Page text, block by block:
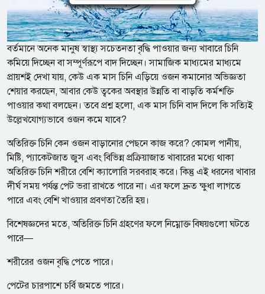
বর্তমানে অনেক মানুষ স্বাস্থ্য সচেতনতা বৃদ্ধি পাওয়ার জন্য খাবারে চিনি
কমিয়ে দিচ্ছেন বা সম্পূর্ণরূপে বাদ দিচ্ছেন। সামাজিক মাধ্যমের মাধ্যমে
প্রায়শই দেখা যায়, কেউ এক মাস চিনি এড়িয়ে ওজন কমানোর অভিজ্ঞতা
শেয়ার করছেন, আবার কেউ ত্বকের অবস্থার উন্নতি বা বাড়তি কর্মশক্তি
পাওয়ার কথা বলছেন। তবে প্রশ্ন হলো, এক মাস চিনি বাদ দিলে কি সত্যিই
উল্লেখযোগ্যভাবে ওজন কমে যাবে?
অতিরিক্ত চিনি কেন ওজন বাড়ানোর পেছনে কাজ করে? কোমল পানীয়,
মিষ্টি, প্যাকেটজাত জুস এবং বিভিন্ন প্রক্রিয়াজাত খাবারের মধ্যে থাকা
অতিরিক্ত চিনি শরীরে বেশি ক্যালোরি সরবরাহ করে। কিন্তু এই ধরনের খাবার
দীর্ঘ সময় পর্যন্ত পেট ভরা রাখতে পারে না। এর ফলে দ্রুত ক্ষুধা লাগতে
পারে এবং বেশি খাওয়ার প্রবণতা তৈরি হয়।
বিশেষজ্ঞদের মতে, অতিরিক্ত চিনি গ্রহণের ফলে নিম্নোক্ত বিষয়গুলো ঘটতে
পারে—
শরীরের ওজন বৃদ্ধি পেতে পারে।
পেটের চারপাশে চর্বি জমতে পারে।